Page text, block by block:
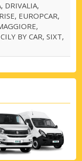
DRIVALIA,
EUROPCAR,
BY CAR, SIXT,